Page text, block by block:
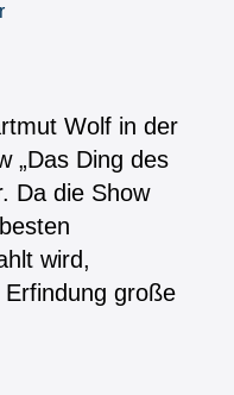
Wolf in der
„Das Ding des
Da die Show
wird,
große